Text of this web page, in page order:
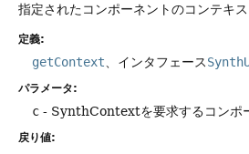
指定されたコンポーネントのコンテキス
定義:
getContext、インタフェース
パラメータ:
c - SynthContextを要求するコンポ
戻り値: